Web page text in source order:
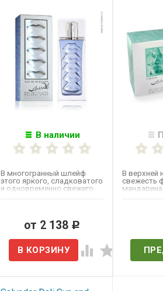
В наличии
В многогранный шлейф
этого яркого, сладковатого
и одновременно свежего
от 2 138 Р
В верхней
свежесть